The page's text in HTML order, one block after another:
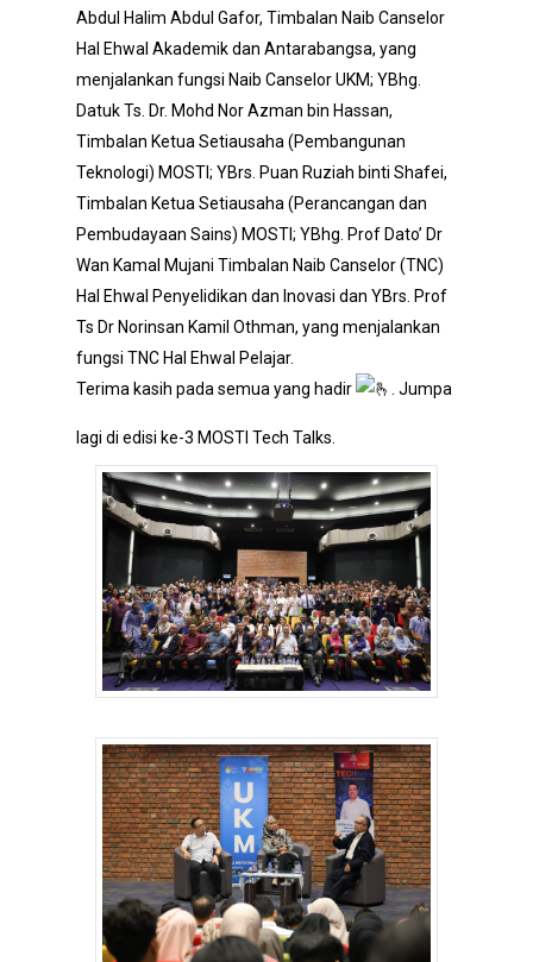
Abdul Halim Abdul Gafor, Timbalan Naib Canselor
Hal Ehwal Akademik dan Antarabangsa, yang
menjalankan fungsi Naib Canselor UKM; YBhg.
Datuk Ts. Dr. Mohd Nor Azman bin Hassan,
Timbalan Ketua Setiausaha (Pembangunan
Teknologi) MOSTI; YBrs. Puan Ruziah binti Shafei,
Timbalan Ketua Setiausaha (Perancangan dan
Pembudayaan Sains) MOSTI; YBhg. Prof Dato’ Dr
Wan Kamal Mujani Timbalan Naib Canselor (TNC)
Hal Ehwal Penyelidikan dan Inovasi dan YBrs. Prof
Ts Dr Norinsan Kamil Othman, yang menjalankan
fungsi TNC Hal Ehwal Pelajar.
Terima kasih pada semua yang hadir
. Jumpa
lagi di edisi ke-3 MOSTI Tech Talks.